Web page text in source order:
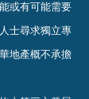
或有可能需要
士尋求獨立專
地產概不承擔